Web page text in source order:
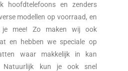
en zenders
modellen op voorraad, en
je mee! Zo maken wij ook
en hebben we speciale op
waar makkelijk in kan
Natuurlijk kun je ook snel